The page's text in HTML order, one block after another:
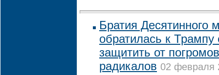
Братия Десятинного
обратилась к Трампу
защитить от
радикалов 02 февраля